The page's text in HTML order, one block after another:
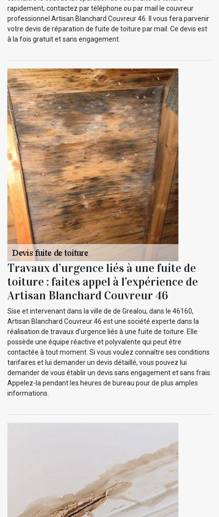
rapidement, contactez par téléphone ou par mail le couvreur
professionnel Artisan Blanchard Couvreur 46. Il vous fera parvenir
votre devis de réparation de fuite de toiture par mail. Ce devis est
à la fois gratuit et sans engagement.
Travaux d’urgence liés à une fuite de
toiture : faites appel à l’expérience de
Artisan Blanchard Couvreur 46
Sise et intervenant dans la ville de de Grealou, dans le 46160,
Artisan Blanchard Couvreur 46 est une société experte dans la
réalisation de travaux d’urgence liés à une fuite de toiture. Elle
possède une équipe réactive et polyvalente qui peut être
contactée à tout moment. Si vous voulez connaître ses conditions
tarifaires et lui demander un devis détaillé, vous pouvez lui
demander de vous établir un devis sans engagement et sans frais.
Appelez-la pendant les heures de bureau pour de plus amples
informations.